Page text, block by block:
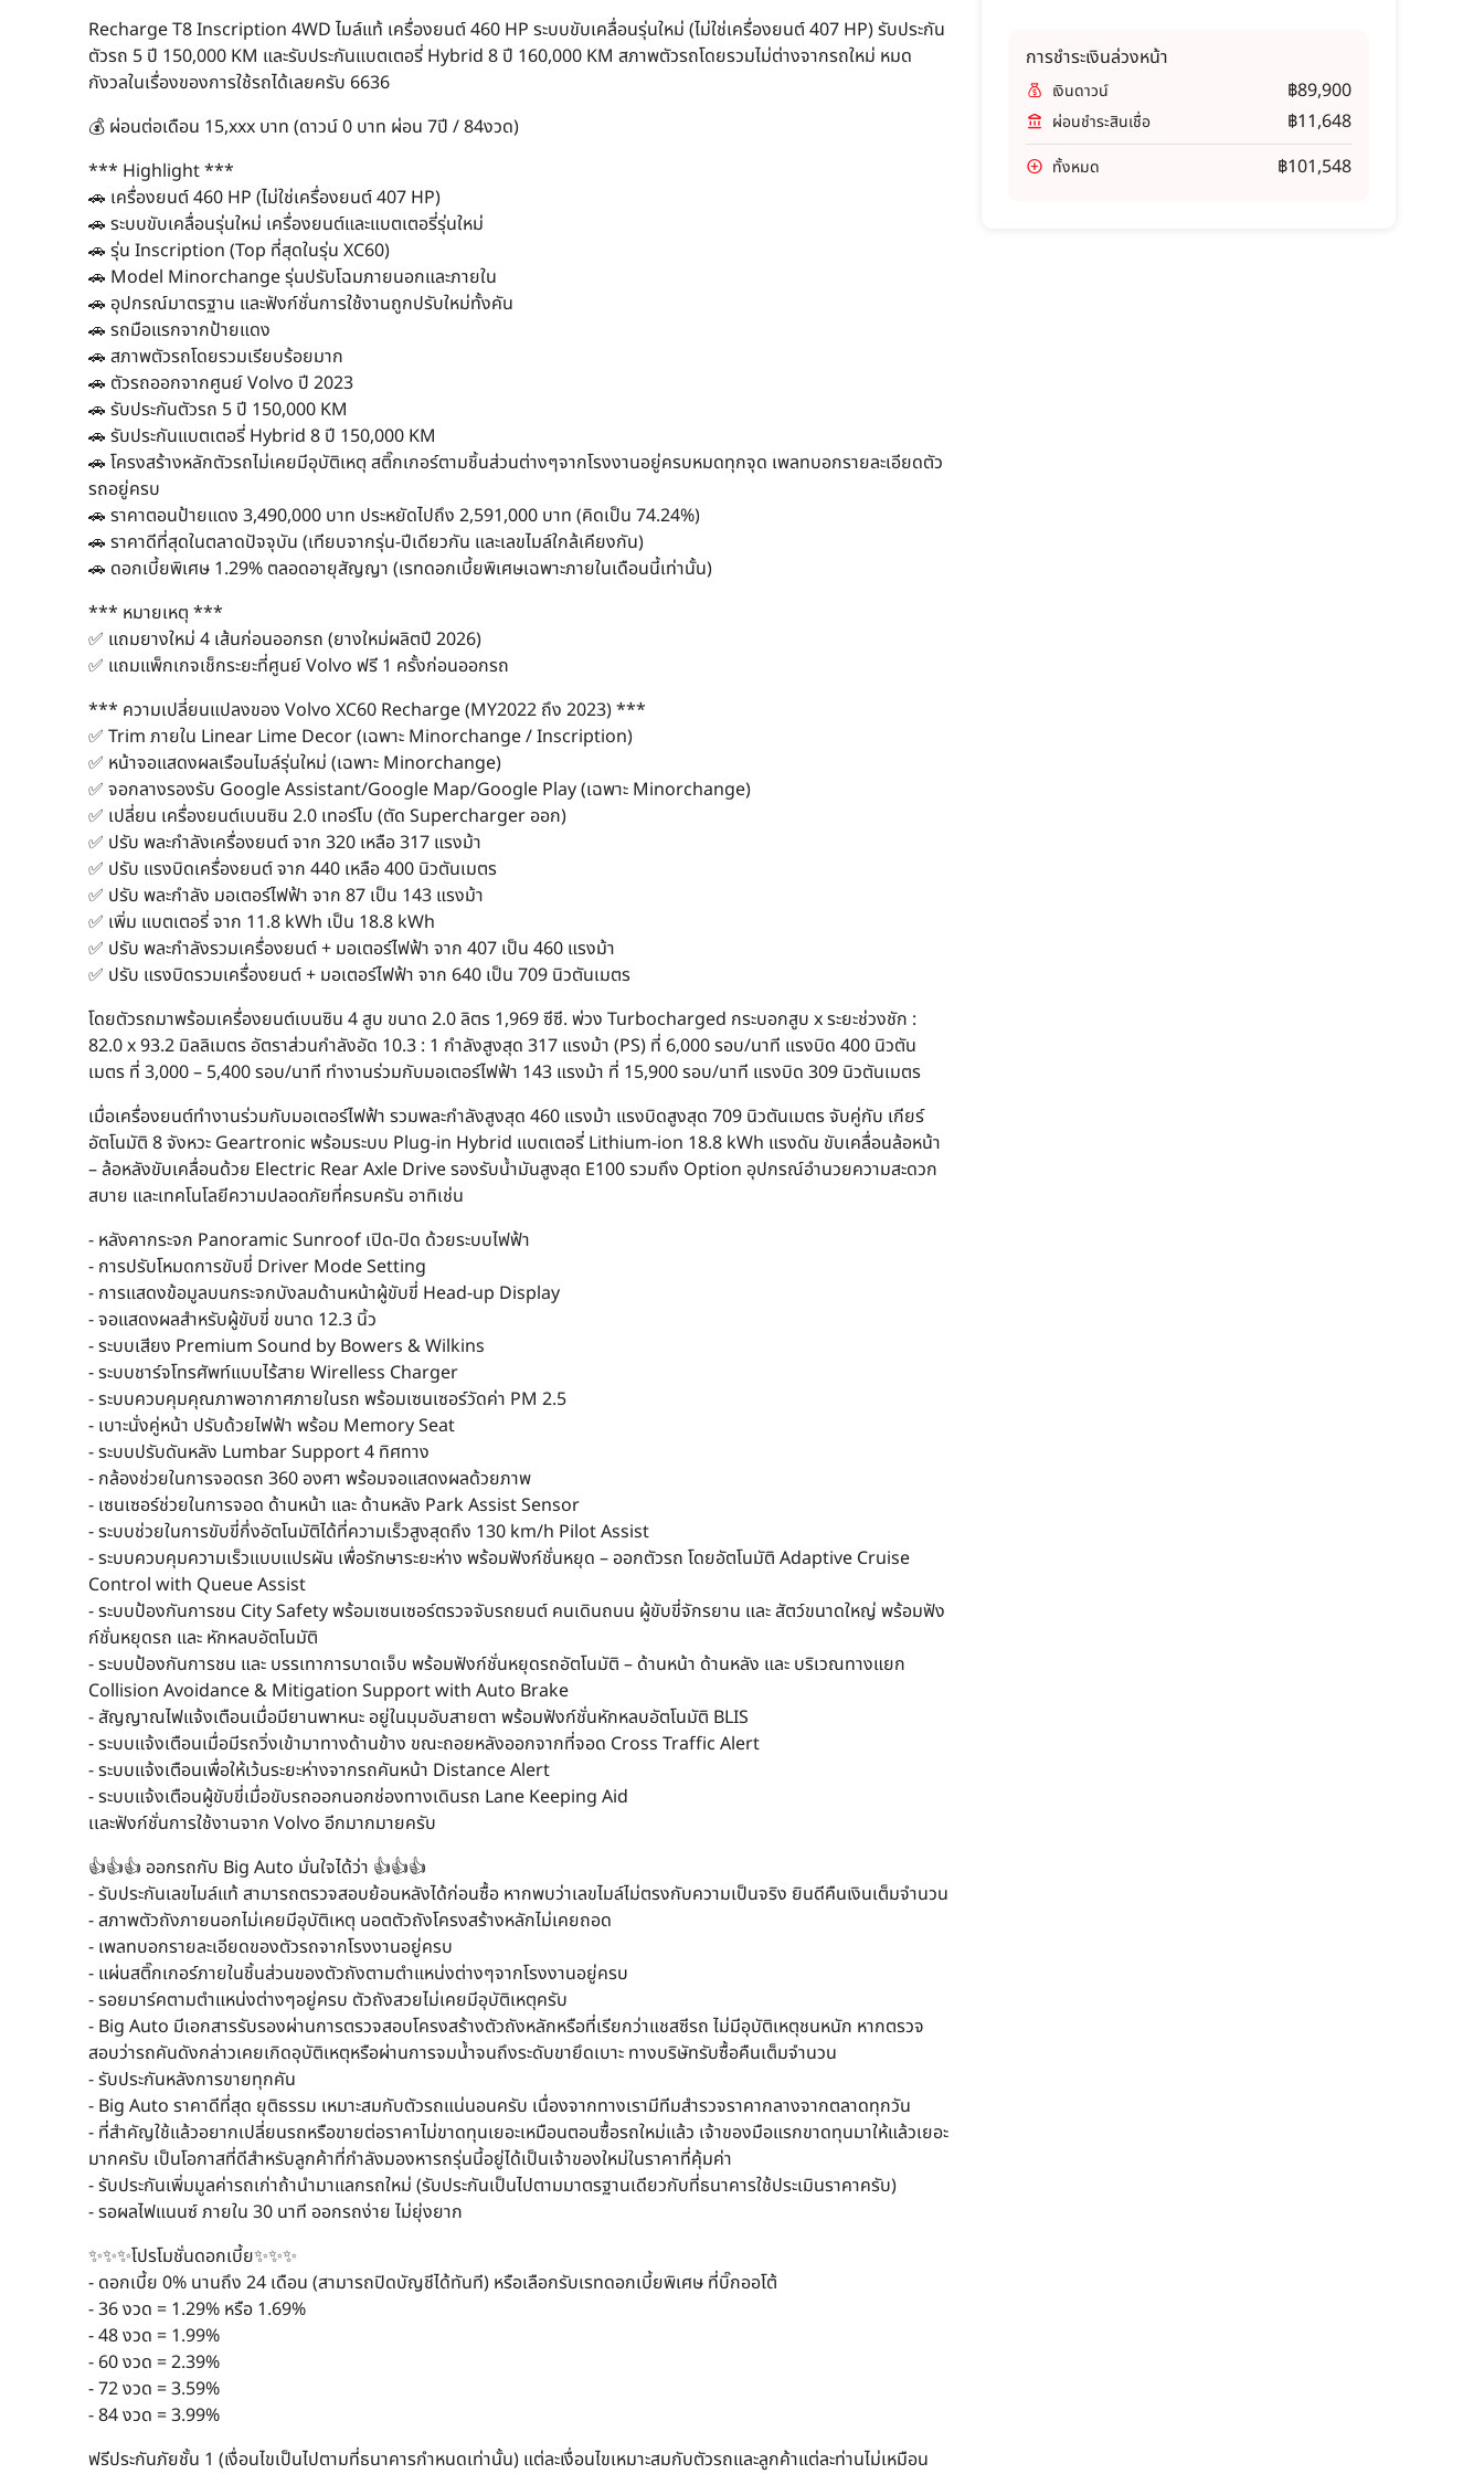
Recharge T8 Inscription 4WD ไมล์แท้ เครื่องยนต์ 460 HP ระบบขับเคลื่อนรุ่นใหม่ (ไม่ใช่เครื่องยนต์ 407 HP) รับประกัน
ตัวรถ 5 ปี 150,000 KM และรับประกันแบตเตอรี่ Hybrid 8 ปี 160,000 KM สภาพตัวรถโดยรวมไม่ต่างจากรถใหม่ หมด
กังวลในเรื่องของการใช้รถได้เลยครับ 6636
💰 ผ่อนต่อเดือน 15,xxx บาท (ดาวน์ 0 บาท ผ่อน 7ปี / 84งวด)
*** Highlight ***
🚗 เครื่องยนต์ 460 HP (ไม่ใช่เครื่องยนต์ 407 HP)
🚗 ระบบขับเคลื่อนรุ่นใหม่ เครื่องยนต์และแบตเตอรี่รุ่นใหม่
🚗 รุ่น Inscription (Top ที่สุดในรุ่น XC60)
🚗 Model Minorchange รุ่นปรับโฉมภายนอกและภายใน
🚗 อุปกรณ์มาตรฐาน และฟังก์ชั่นการใช้งานถูกปรับใหม่ทั้งคัน
🚗 รถมือแรกจากป้ายแดง
🚗 สภาพตัวรถโดยรวมเรียบร้อยมาก
🚗 ตัวรถออกจากศูนย์ Volvo ปี 2023
🚗 รับประกันตัวรถ 5 ปี 150,000 KM
🚗 รับประกันแบตเตอรี่ Hybrid 8 ปี 150,000 KM
🚗 โครงสร้างหลักตัวรถไม่เคยมีอุบัติเหตุ สติ๊กเกอร์ตามชิ้นส่วนต่างๆจากโรงงานอยู่ครบหมดทุกจุด เพลทบอกรายละเอียดตัว
รถอยู่ครบ
🚗 ราคาตอนป้ายแดง 3,490,000 บาท ประหยัดไปถึง 2,591,000 บาท (คิดเป็น 74.24%)
🚗 ราคาดีที่สุดในตลาดปัจจุบัน (เทียบจากรุ่น-ปีเดียวกัน และเลขไมล์ใกล้เคียงกัน)
🚗 ดอกเบี้ยพิเศษ 1.29% ตลอดอายุสัญญา (เรทดอกเบี้ยพิเศษเฉพาะภายในเดือนนี้เท่านั้น)
*** หมายเหตุ ***
✅ แถมยางใหม่ 4 เส้นก่อนออกรถ (ยางใหม่ผลิตปี 2026)
✅ แถมแพ็กเกจเช็กระยะที่ศูนย์ Volvo ฟรี 1 ครั้งก่อนออกรถ
*** ความเปลี่ยนแปลงของ Volvo XC60 Recharge (MY2022 ถึง 2023) ***
✅ Trim ภายใน Linear Lime Decor (เฉพาะ Minorchange / Inscription)
✅ หน้าจอแสดงผลเรือนไมล์รุ่นใหม่ (เฉพาะ Minorchange)
✅ จอกลางรองรับ Google Assistant/Google Map/Google Play (เฉพาะ Minorchange)
✅ เปลี่ยน เครื่องยนต์เบนซิน 2.0 เทอร์โบ (ตัด Supercharger ออก)
✅ ปรับ พละกำลังเครื่องยนต์ จาก 320 เหลือ 317 แรงม้า
✅ ปรับ แรงบิดเครื่องยนต์ จาก 440 เหลือ 400 นิวตันเมตร
✅ ปรับ พละกำลัง มอเตอร์ไฟฟ้า จาก 87 เป็น 143 แรงม้า
✅ เพิ่ม แบตเตอรี่ จาก 11.8 kWh เป็น 18.8 kWh
✅ ปรับ พละกำลังรวมเครื่องยนต์ + มอเตอร์ไฟฟ้า จาก 407 เป็น 460 แรงม้า
✅ ปรับ แรงบิดรวมเครื่องยนต์ + มอเตอร์ไฟฟ้า จาก 640 เป็น 709 นิวตันเมตร
โดยตัวรถมาพร้อมเครื่องยนต์เบนซิน 4 สูบ ขนาด 2.0 ลิตร 1,969 ซีซี. พ่วง Turbocharged กระบอกสูบ x ระยะช่วงชัก :
82.0 x 93.2 มิลลิเมตร อัตราส่วนกำลังอัด 10.3 : 1 กำลังสูงสุด 317 แรงม้า (PS) ที่ 6,000 รอบ/นาที แรงบิด 400 นิวตัน
เมตร ที่ 3,000 – 5,400 รอบ/นาที ทำงานร่วมกับมอเตอร์ไฟฟ้า 143 แรงม้า ที่ 15,900 รอบ/นาที แรงบิด 309 นิวตันเมตร
เมื่อเครื่องยนต์ทำงานร่วมกับมอเตอร์ไฟฟ้า รวมพละกำลังสูงสุด 460 แรงม้า แรงบิดสูงสุด 709 นิวตันเมตร จับคู่กับ เกียร์
อัตโนมัติ 8 จังหวะ Geartronic พร้อมระบบ Plug-in Hybrid แบตเตอรี่ Lithium-ion 18.8 kWh แรงดัน ขับเคลื่อนล้อหน้า
– ล้อหลังขับเคลื่อนด้วย Electric Rear Axle Drive รองรับน้ำมันสูงสุด E100 รวมถึง Option อุปกรณ์อำนวยความสะดวก
สบาย และเทคโนโลยีความปลอดภัยที่ครบครัน อาทิเช่น
- หลังคากระจก Panoramic Sunroof เปิด-ปิด ด้วยระบบไฟฟ้า
- การปรับโหมดการขับขี่ Driver Mode Setting
- การแสดงข้อมูลบนกระจกบังลมด้านหน้าผู้ขับขี่ Head-up Display
- จอแสดงผลสำหรับผู้ขับขี่ ขนาด 12.3 นิ้ว
- ระบบเสียง Premium Sound by Bowers & Wilkins
- ระบบชาร์จโทรศัพท์แบบไร้สาย Wirelless Charger
- ระบบควบคุมคุณภาพอากาศภายในรถ พร้อมเซนเซอร์วัดค่า PM 2.5
- เบาะนั่งคู่หน้า ปรับด้วยไฟฟ้า พร้อม Memory Seat
- ระบบปรับดันหลัง Lumbar Support 4 ทิศทาง
- กล้องช่วยในการจอดรถ 360 องศา พร้อมจอแสดงผลด้วยภาพ
- เซนเซอร์ช่วยในการจอด ด้านหน้า และ ด้านหลัง Park Assist Sensor
- ระบบช่วยในการขับขี่กึ่งอัตโนมัติได้ที่ความเร็วสูงสุดถึง 130 km/h Pilot Assist
- ระบบควบคุมความเร็วแบบแปรผัน เพื่อรักษาระยะห่าง พร้อมฟังก์ชั่นหยุด – ออกตัวรถ โดยอัตโนมัติ Adaptive Cruise
Control with Queue Assist
- ระบบป้องกันการชน City Safety พร้อมเซนเซอร์ตรวจจับรถยนต์ คนเดินถนน ผู้ขับขี่จักรยาน และ สัตว์ขนาดใหญ่ พร้อมฟัง
ก์ชั่นหยุดรถ และ หักหลบอัตโนมัติ
- ระบบป้องกันการชน และ บรรเทาการบาดเจ็บ พร้อมฟังก์ชั่นหยุดรถอัตโนมัติ – ด้านหน้า ด้านหลัง และ บริเวณทางแยก
Collision Avoidance & Mitigation Support with Auto Brake
- สัญญาณไฟแจ้งเตือนเมื่อมียานพาหนะ อยู่ในมุมอับสายตา พร้อมฟังก์ชั่นหักหลบอัตโนมัติ BLIS
- ระบบแจ้งเตือนเมื่อมีรถวิ่งเข้ามาทางด้านข้าง ขณะถอยหลังออกจากที่จอด Cross Traffic Alert
- ระบบแจ้งเตือนเพื่อให้เว้นระยะห่างจากรถคันหน้า Distance Alert
- ระบบแจ้งเตือนผู้ขับขี่เมื่อขับรถออกนอกช่องทางเดินรถ Lane Keeping Aid
เเละฟังก์ชั่นการใช้งานจาก Volvo อีกมากมายครับ
👍👍👍 ออกรถกับ Big Auto มั่นใจได้ว่า 👍👍👍
- รับประกันเลขไมล์แท้ สามารถตรวจสอบย้อนหลังได้ก่อนซื้อ หากพบว่าเลขไมล์ไม่ตรงกับความเป็นจริง ยินดีคืนเงินเต็มจำนวน
- สภาพตัวถังภายนอกไม่เคยมีอุบัติเหตุ นอตตัวถังโครงสร้างหลักไม่เคยถอด
- เพลทบอกรายละเอียดของตัวรถจากโรงงานอยู่ครบ
- แผ่นสติ๊กเกอร์ภายในชิ้นส่วนของตัวถังตามตำแหน่งต่างๆจากโรงงานอยู่ครบ
- รอยมาร์คตามตำแหน่งต่างๆอยู่ครบ ตัวถังสวยไม่เคยมีอุบัติเหตุครับ
- Big Auto มีเอกสารรับรองผ่านการตรวจสอบโครงสร้างตัวถังหลักหรือที่เรียกว่าแชสซีรถ ไม่มีอุบัติเหตุชนหนัก หากตรวจ
สอบว่ารถคันดังกล่าวเคยเกิดอุบัติเหตุหรือผ่านการจมน้ำจนถึงระดับขายึดเบาะ ทางบริษัทรับซื้อคืนเต็มจำนวน
- รับประกันหลังการขายทุกคัน
- Big Auto ราคาดีที่สุด ยุติธรรม เหมาะสมกับตัวรถแน่นอนครับ เนื่องจากทางเรามีทีมสำรวจราคากลางจากตลาดทุกวัน
- ที่สำคัญใช้แล้วอยากเปลี่ยนรถหรือขายต่อราคาไม่ขาดทุนเยอะเหมือนตอนซื้อรถใหม่แล้ว เจ้าของมือแรกขาดทุนมาให้แล้วเยอะ
มากครับ เป็นโอกาสที่ดีสำหรับลูกค้าที่กำลังมองหารถรุ่นนี้อยู่ได้เป็นเจ้าของใหม่ในราคาที่คุ้มค่า
- รับประกันเพิ่มมูลค่ารถเก่าถ้านำมาแลกรถใหม่ (รับประกันเป็นไปตามมาตรฐานเดียวกับที่ธนาคารใช้ประเมินราคาครับ)
- รอผลไฟแนนซ์ ภายใน 30 นาที ออกรถง่าย ไม่ยุ่งยาก
✨✨✨โปรโมชั่นดอกเบี้ย✨✨✨
- ดอกเบี้ย 0% นานถึง 24 เดือน (สามารถปิดบัญชีได้ทันที) หรือเลือกรับเรทดอกเบี้ยพิเศษ ที่บิ๊กออโต้
- 36 งวด = 1.29% หรือ 1.69%
- 48 งวด = 1.99%
- 60 งวด = 2.39%
- 72 งวด = 3.59%
- 84 งวด = 3.99%
ฟรีประกันภัยชั้น 1 (เงื่อนไขเป็นไปตามที่ธนาคารกำหนดเท่านั้น) แต่ละเงื่อนไขเหมาะสมกับตัวรถและลูกค้าแต่ละท่านไม่เหมือน
การชำระเงินล่วงหน้า
เงินดาวน์ ฿89,900
ผ่อนชำระสินเชื่อ ฿11,648
ทั้งหมด ฿101,548